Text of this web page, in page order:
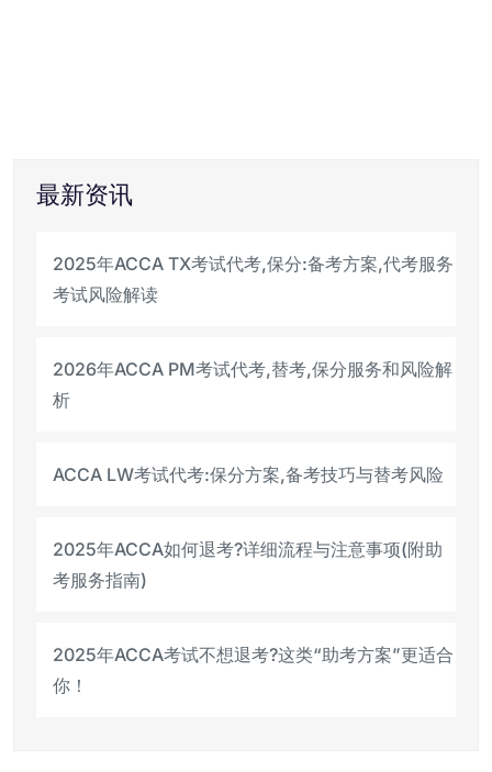
最新资讯
2025年ACCA TX考试代考,保分:备考方案,代考服务
考试风险解读
2026年ACCA PM考试代考,替考,保分服务和风险解
析
ACCA LW考试代考:保分方案,备考技巧与替考风险
2025年ACCA如何退考?详细流程与注意事项(附助
考服务指南)
2025年ACCA考试不想退考?这类“助考方案”更适合
你！